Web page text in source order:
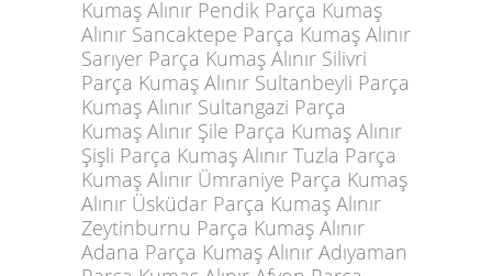
Kumaş Alınır Pendik Parça Kumaş
Alınır Sancaktepe Parça Kumaş Alınır
Sarıyer Parça Kumaş Alınır Silivri
Parça Kumaş Alınır Sultanbeyli Parça
Kumaş Alınır Sultangazi Parça
Kumaş Alınır Şile Parça Kumaş Alınır
Şişli Parça Kumaş Alınır Tuzla Parça
Kumaş Alınır Ümraniye Parça Kumaş
Alınır Üsküdar Parça Kumaş Alınır
Zeytinburnu Parça Kumaş Alınır
Adana Parça Kumaş Alınır Adıyaman